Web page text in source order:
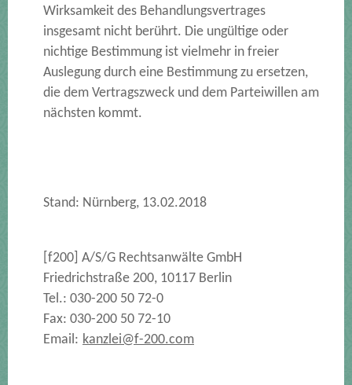
Wirksamkeit des Behandlungsvertrages
insgesamt nicht berührt. Die ungültige oder
nichtige Bestimmung ist vielmehr in freier
Auslegung durch eine Bestimmung zu ersetzen,
die dem Vertragszweck und dem Parteiwillen am
nächsten kommt.
Stand: Nürnberg, 13.02.2018
[f200] A/S/G Rechtsanwälte GmbH
Friedrichstraße 200, 10117 Berlin
Tel.: 030-200 50 72-0
Fax: 030-200 50 72-10
Email: kanzlei@f-200.com